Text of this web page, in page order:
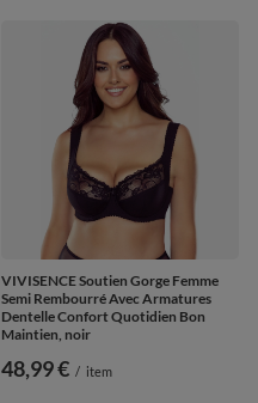
VIVISENCE Soutien Gorge Femme
Semi Rembourré Avec Armatures
Dentelle Confort Quotidien Bon
Maintien, noir
48,99 € / item